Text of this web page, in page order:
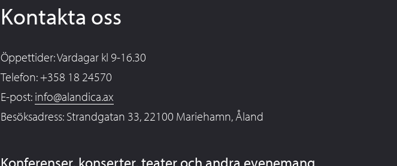
Kontakta oss
Öppettider: Vardagar kl 9-16.30
Telefon: +358 18 24570
E-post: info@alandica.ax
Besöksadress: Strandgatan 33, 22100 Mariehamn, Åland
Konferenser, konserter, teater och andra evenemang